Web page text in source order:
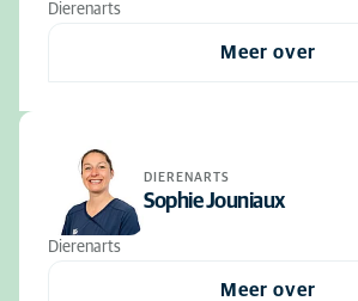
Dierenarts
Meer over
DIERENARTS
Sophie Jouniaux
Dierenarts
Meer over